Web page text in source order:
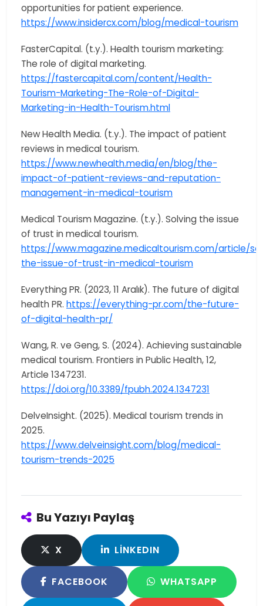
opportunities for patient experience.
https://www.insidercx.com/blog/medical-tourism
FasterCapital. (t.y.). Health tourism marketing:
The role of digital marketing.
https://fastercapital.com/content/Health-
Tourism-Marketing-The-Role-of-Digital-
Marketing-in-Health-Tourism.html
New Health Media. (t.y.). The impact of patient
reviews in medical tourism.
https://www.newhealth.media/en/blog/the-
impact-of-patient-reviews-and-reputation-
management-in-medical-tourism
Medical Tourism Magazine. (t.y.). Solving the issue
of trust in medical tourism.
https://www.magazine.medicaltourism.com/article/
the-issue-of-trust-in-medical-tourism
Everything PR. (2023, 11 Aralık). The future of digital
health PR. https://everything-pr.com/the-future-
of-digital-health-pr/
Wang, R. ve Geng, S. (2024). Achieving sustainable
medical tourism. Frontiers in Public Health, 12,
Article 1347231.
https://doi.org/10.3389/fpubh.2024.1347231
DelveInsight. (2025). Medical tourism trends in
2025.
https://www.delveinsight.com/blog/medical-
tourism-trends-2025
Bu Yazıyı Paylaş
X LINKEDIN
FACEBOOK WHATSAPP